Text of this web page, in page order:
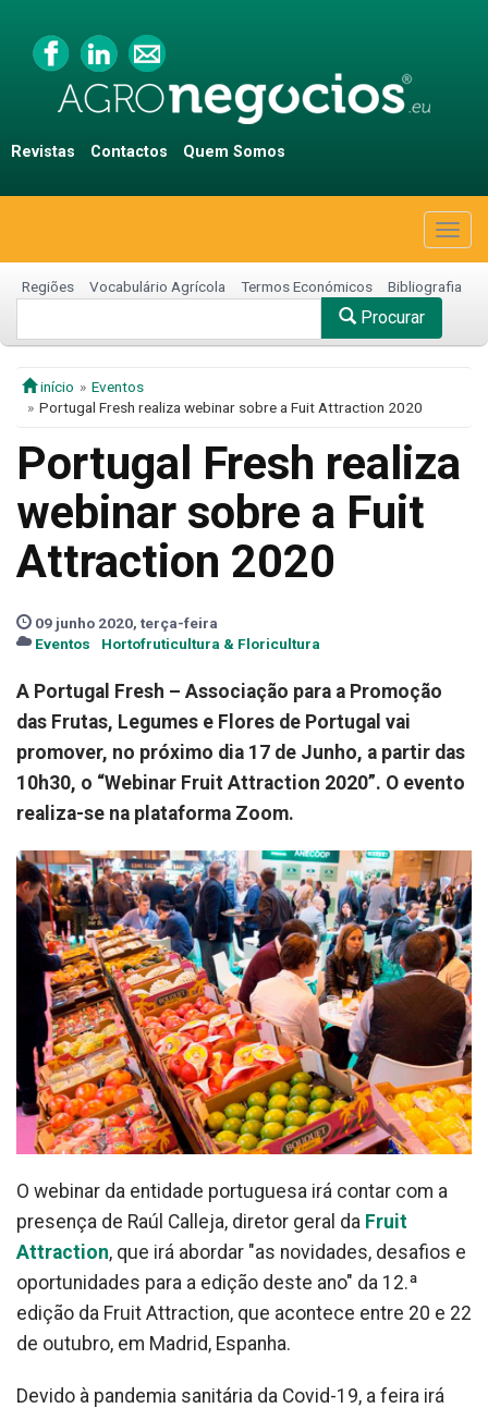
Revistas Contactos Quem Somos
Regiões Vocabulário Agrícola Termos Económicos Bibliografia
Procurar
início
Eventos
Portugal Fresh realiza webinar sobre a Fuit Attraction 2020
Portugal Fresh realiza
webinar sobre a Fuit
Attraction 2020
09 junho 2020, terça-feira
Eventos
Hortofruticultura & Floricultura
A Portugal Fresh – Associação para a Promoção
das Frutas, Legumes e Flores de Portugal vai
promover, no próximo dia 17 de Junho, a partir das
10h30, o “Webinar Fruit Attraction 2020”. O evento
realiza-se na plataforma Zoom.
O webinar da entidade portuguesa irá contar com a
presença de Raúl Calleja, diretor geral da Fruit
Attraction, que irá abordar "as novidades, desafios e
oportunidades para a edição deste ano" da 12.ª
edição da Fruit Attraction, que acontece entre 20 e 22
de outubro, em Madrid, Espanha.
Devido à pandemia sanitária da Covid-19, a feira irá